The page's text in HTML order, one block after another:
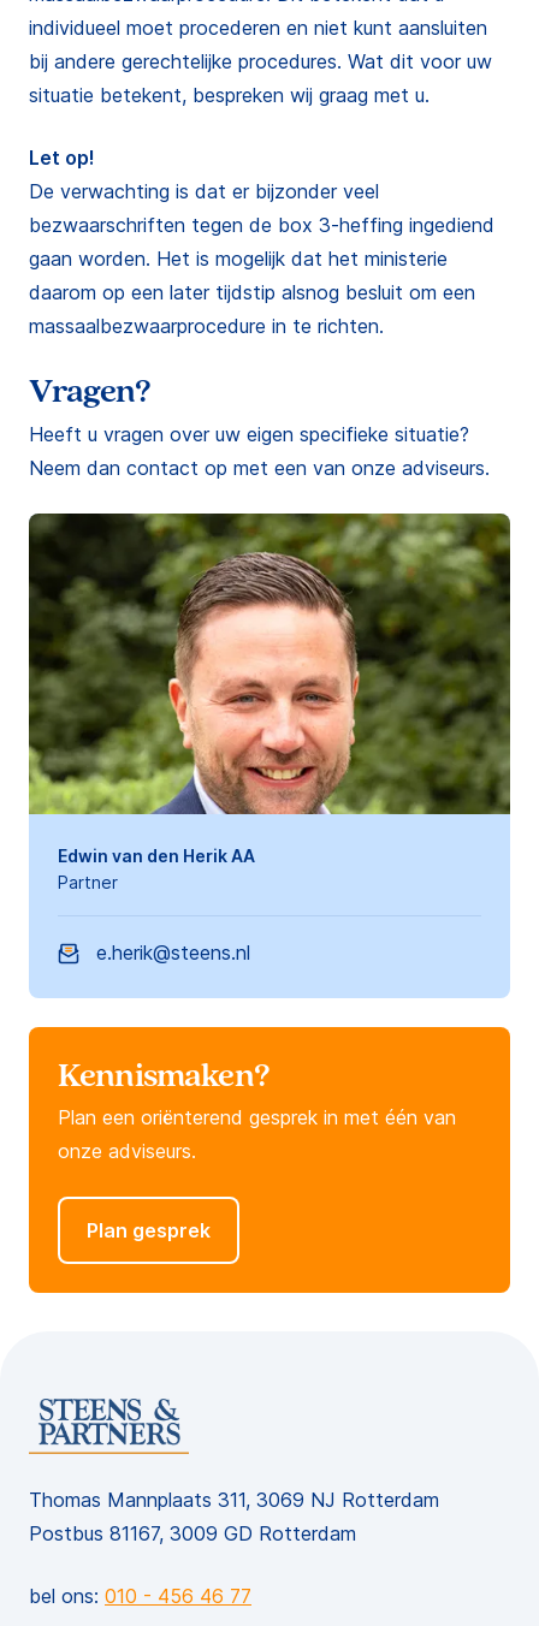
individueel moet procederen en niet kunt aansluiten
bij andere gerechtelijke procedures. Wat dit voor uw
situatie betekent, bespreken wij graag met u.
Let op!
De verwachting is dat er bijzonder veel
bezwaarschriften tegen de box 3-heffing ingediend
gaan worden. Het is mogelijk dat het ministerie
daarom op een later tijdstip alsnog besluit om een
massaalbezwaarprocedure in te richten.
Vragen?
Heeft u vragen over uw eigen specifieke situatie?
Neem dan contact op met een van onze adviseurs.
Edwin van den Herik AA
Partner
e.herik@steens.nl
Kennismaken?
Plan een oriënterend gesprek in met één van
onze adviseurs.
Plan gesprek
Thomas Mannplaats 311, 3069 NJ Rotterdam
Postbus 81167, 3009 GD Rotterdam
bel ons: 010 - 456 46 77